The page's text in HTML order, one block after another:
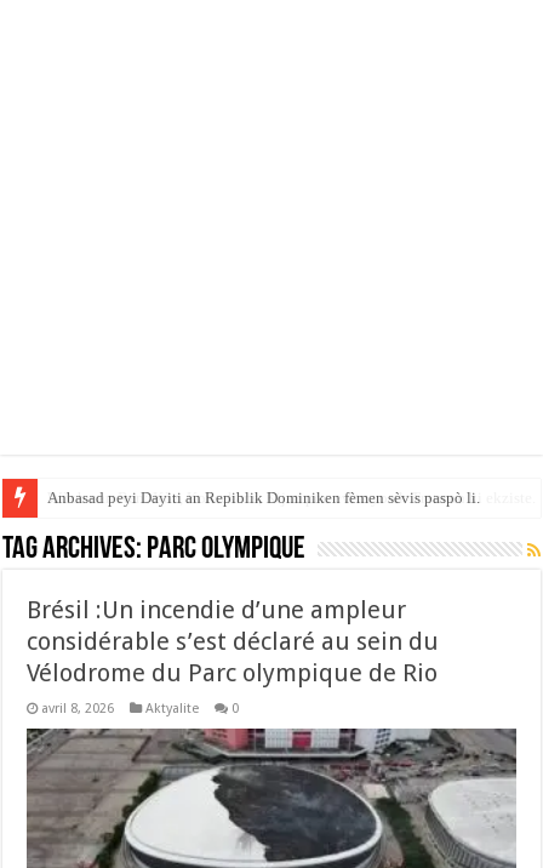
Anbasad peyi Dayiti an Repiblik Dominiken fèmen sèvis paspò li.
Tag Archives: Parc olympique
Brésil :Un incendie d’une ampleur
considérable s’est déclaré au sein du
Vélodrome du Parc olympique de Rio
avril 8, 2026 Aktyalite 0